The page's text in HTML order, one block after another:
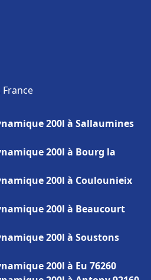
200l à Sallaumines
200l à Bourg la
200l à Coulounieix
200l à Beaucourt
200l à Soustons
200l à Eu 76260